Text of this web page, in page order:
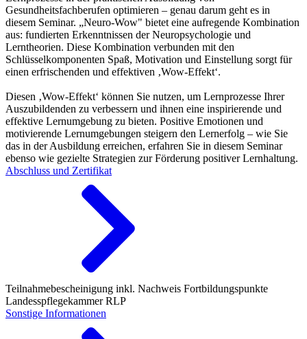
Gesundheitsfachberufen optimieren – genau darum geht es in
diesem Seminar. „Neuro-Wow" bietet eine aufregende Kombination
aus: fundierten Erkenntnissen der Neuropsychologie und
Lerntheorien. Diese Kombination verbunden mit den
Schlüsselkomponenten Spaß, Motivation und Einstellung sorgt für
einen erfrischenden und effektiven ‚Wow-Effekt‘.
Diesen ‚Wow-Effekt‘ können Sie nutzen, um Lernprozesse Ihrer
Auszubildenden zu verbessern und ihnen eine inspirierende und
effektive Lernumgebung zu bieten. Positive Emotionen und
motivierende Lernumgebungen steigern den Lernerfolg – wie Sie
das in der Ausbildung erreichen, erfahren Sie in diesem Seminar
ebenso wie gezielte Strategien zur Förderung positiver Lernhaltung.
Abschluss und Zertifikat
Teilnahmebescheinigung inkl. Nachweis Fortbildungspunkte
Landesspflegekammer RLP
Sonstige Informationen